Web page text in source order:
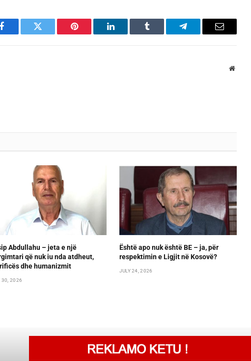
Facebook Twitter Pinterest LinkedIn Tumblr Telegram Email
Abdullahu – jeta e një
që nuk iu nda atdheut,
dhe humanizmit
30, 2026
Është apo nuk është BE – ja, për
respektimin e Ligjit në Kosovë?
JULY 24, 2026